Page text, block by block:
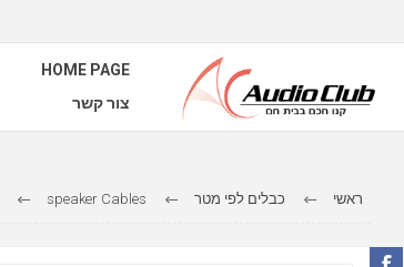
HOME PAGE
צור קשר
ראשי כבלים לפי מטר speaker Cables